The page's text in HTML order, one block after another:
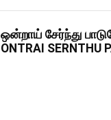
ஒன்றாய் சேர்ந்து
ONTRAI SERNTHU